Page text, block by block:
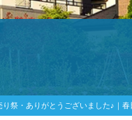
り祭・ありがとうございました♪｜